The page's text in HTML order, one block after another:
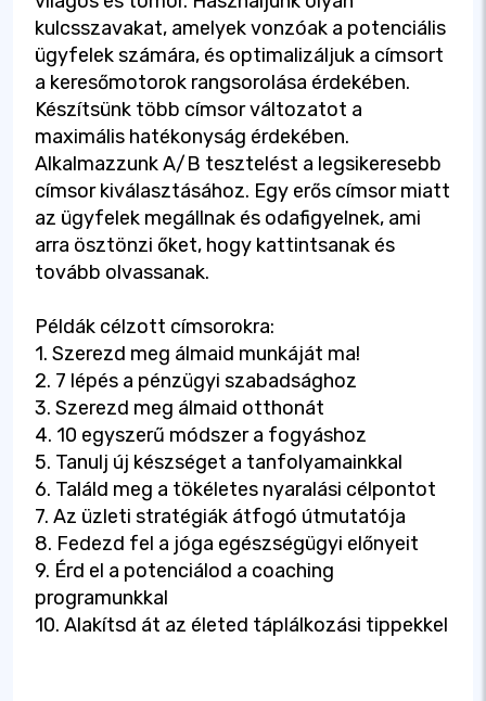
kulcsszavakat, amelyek vonzóak a potenciális
ügyfelek számára, és optimalizáljuk a címsort
a keresőmotorok rangsorolása érdekében.
Készítsünk több címsor változatot a
maximális hatékonyság érdekében.
Alkalmazzunk A/B tesztelést a legsikeresebb
címsor kiválasztásához. Egy erős címsor miatt
az ügyfelek megállnak és odafigyelnek, ami
arra ösztönzi őket, hogy kattintsanak és
tovább olvassanak.
Példák célzott címsorokra:
1. Szerezd meg álmaid munkáját ma!
2. 7 lépés a pénzügyi szabadsághoz
3. Szerezd meg álmaid otthonát
4. 10 egyszerű módszer a fogyáshoz
5. Tanulj új készséget a tanfolyamainkkal
6. Találd meg a tökéletes nyaralási célpontot
7. Az üzleti stratégiák átfogó útmutatója
8. Fedezd fel a jóga egészségügyi előnyeit
9. Érd el a potenciálod a coaching
programunkkal
10. Alakítsd át az életed táplálkozási tippekkel